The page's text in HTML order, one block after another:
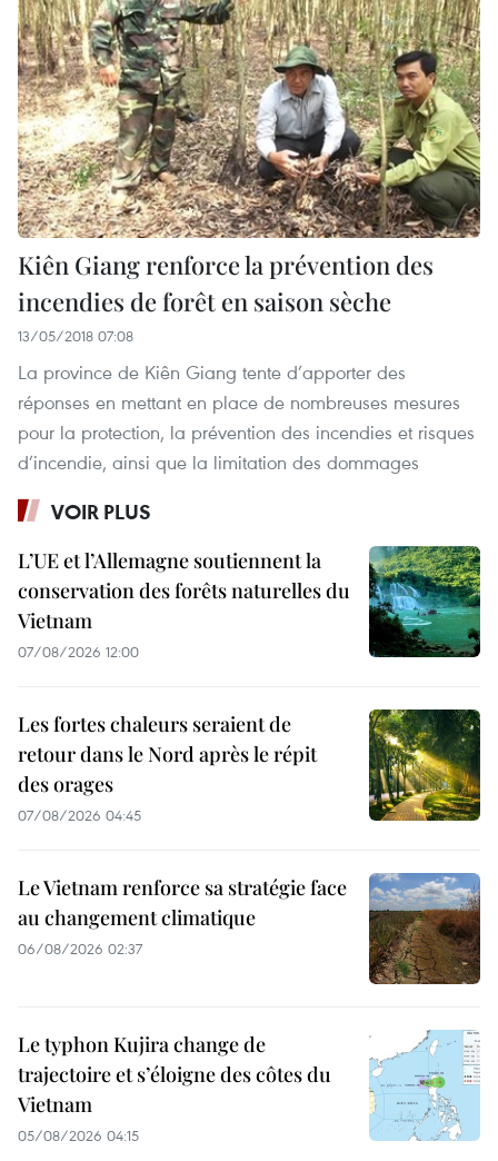
Kiên Giang renforce la prévention des
incendies de forêt en saison sèche
13/05/2018 07:08
La province de Kiên Giang tente d’apporter des
réponses en mettant en place de nombreuses mesures
pour la protection, la prévention des incendies et risques
d’incendie, ainsi que la limitation des dommages
VOIR PLUS
L’UE et l’Allemagne soutiennent la
conservation des forêts naturelles du
Vietnam
07/08/2026 12:00
Les fortes chaleurs seraient de
retour dans le Nord après le répit
des orages
07/08/2026 04:45
Le Vietnam renforce sa stratégie face
au changement climatique
06/08/2026 02:37
Le typhon Kujira change de
trajectoire et s’éloigne des côtes du
Vietnam
05/08/2026 04:15